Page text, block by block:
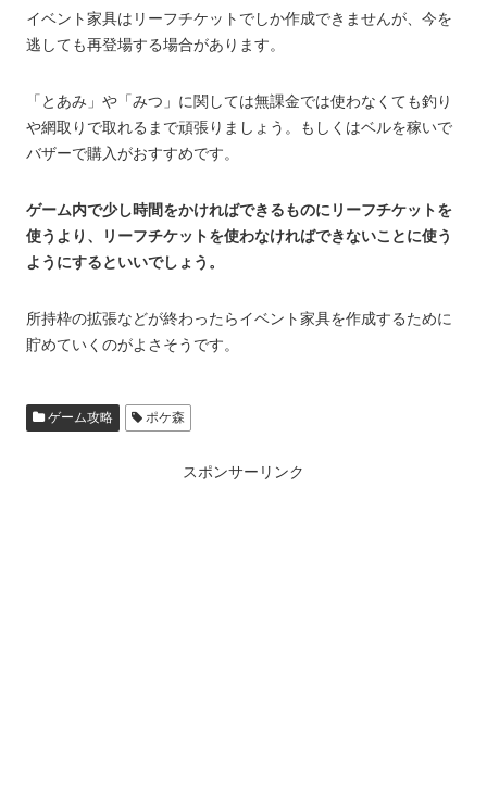
イベント家具はリーフチケットでしか作成できませんが、今を
逃しても再登場する場合があります。
「とあみ」や「みつ」に関しては無課金では使わなくても釣り
や網取りで取れるまで頑張りましょう。もしくはベルを稼いで
バザーで購入がおすすめです。
ゲーム内で少し時間をかければできるものにリーフチケットを
使うより、リーフチケットを使わなければできないことに使う
ようにするといいでしょう。
所持枠の拡張などが終わったらイベント家具を作成するために
貯めていくのがよさそうです。
ゲーム攻略 ポケ森
スポンサーリンク